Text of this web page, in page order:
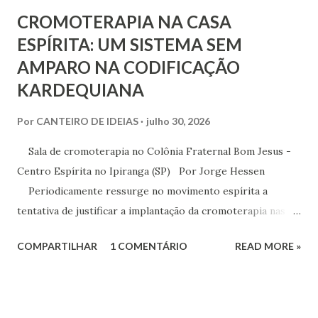
CROMOTERAPIA NA CASA
ESPÍRITA: UM SISTEMA SEM
AMPARO NA CODIFICAÇÃO
KARDEQUIANA
Por CANTEIRO DE IDEIAS julho 30, 2026
Sala de cromoterapia no Colônia Fraternal Bom Jesus -
Centro Espírita no Ipiranga (SP) Por Jorge Hessen
Periodicamente ressurge no movimento espírita a
tentativa de justificar a implantação da cromoterapia nas
Joanna de Ângelis, especialmente na obra Plenitude .
COMPARTILHAR 1 COMENTÁRIO READ MORE »